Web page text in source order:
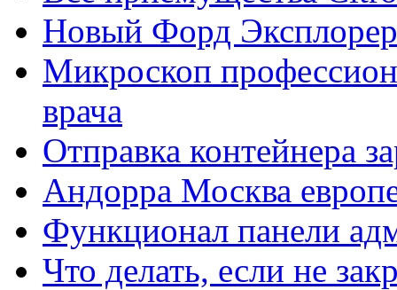
Новый Форд
Микроскоп
врача
Отправка контейнера
Андорра Москва
Функционал панели
Что делать, если не